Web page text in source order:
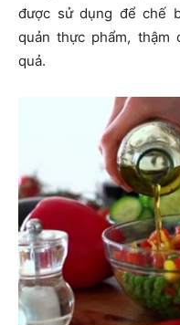
được sử dụng để chế
quản thực phẩm,
quả.